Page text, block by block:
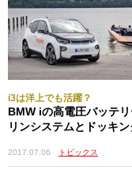
i3は洋上でも活躍？
BMW iの高電圧バッテ
リンシステムとドッキン
2017.07.06 トピックス